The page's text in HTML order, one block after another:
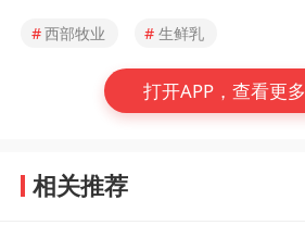
#西部牧业 # 生鲜乳
打开APP，查看更
相关推荐